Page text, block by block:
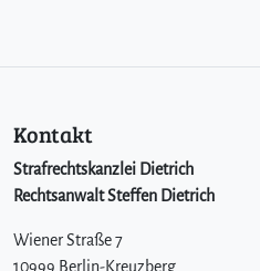
Kontakt
Strafrechtskanzlei Dietrich
Rechtsanwalt Steffen Dietrich
Wiener Straße 7
10999 Berlin-Kreuzberg